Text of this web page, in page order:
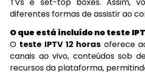
diferentes formas de assistir ao
O que está incluído no teste
O teste IPTV 12 horas oferece
canais ao vivo, conteúdos sob
recursos da plataforma,